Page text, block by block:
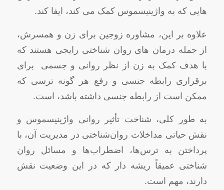
هایی که به واژینیسموس کمک می کند، ایفا کند.
علاوه بر این، مشاوره زوجین برای زن و همسرش،
از جمله درمان‌ های روان‌ شناختی رایجی هستند که
با هدف کمک به زن از نظر روانی و جسمی برای
برقراری رابطه جنسی و رفع هر گونه ترسی که
ممکن است از رابطه جنسی داشته باشد، است.
به طور کلی، شناخت تأثیر روانی واژینیسموس و
نقش حیاتی مداخلات روان‌شناختی در مدیریت آن، با
پرداختن به ترس‌ها، اضطراب‌ها و مسائل روان
‌شناختی عمیقاً ریشه‌ دار که در این وضعیت نقش
دارند، مهم است.